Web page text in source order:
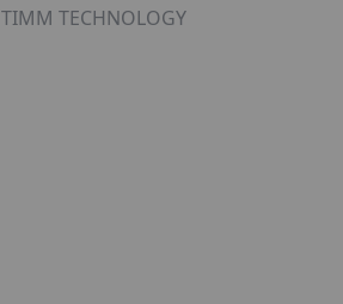
TIMM TECHNOLOGY